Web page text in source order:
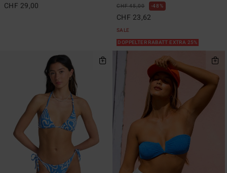
CHF 29,00 CHF 45,00 48%
CHF 23,62
SALE
DOPPELTER RABATT EXTRA 25%